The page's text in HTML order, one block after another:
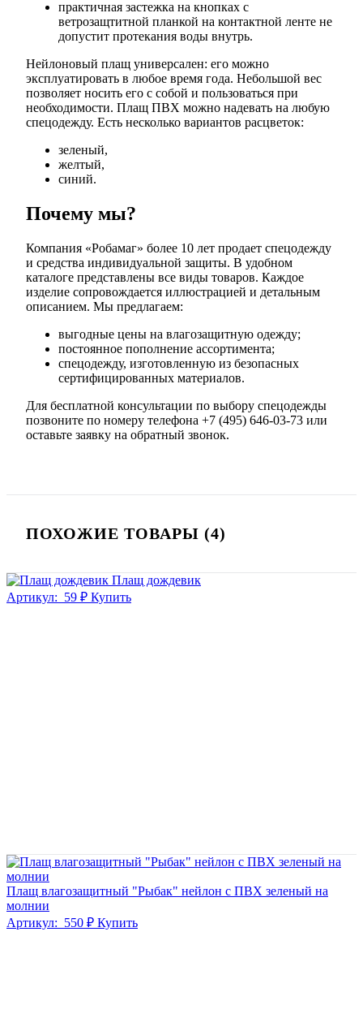
практичная застежка на кнопках с
ветрозащтитной планкой на контактной ленте не
допустит протекания воды внутрь.
Нейлоновый плащ универсален: его можно
эксплуатировать в любое время года. Небольшой вес
позволяет носить его с собой и пользоваться при
необходимости. Плащ ПВХ можно надевать на любую
спецодежду. Есть несколько вариантов расцветок:
зеленый,
желтый,
синий.
Почему мы?
Компания «Робамаг» более 10 лет продает спецодежду
и средства индивидуальной защиты. В удобном
каталоге представлены все виды товаров. Каждое
изделие сопровождается иллюстрацией и детальным
описанием. Мы предлагаем:
выгодные цены на влагозащитную одежду;
постоянное пополнение ассортимента;
спецодежду, изготовленную из безопасных
сертифицированных материалов.
Для бесплатной консультации по выбору спецодежды
позвоните по номеру телефона +7 (495) 646-03-73 или
оставьте заявку на обратный звонок.
ПОХОЖИЕ ТОВАРЫ (4)
Плащ дождевик
Артикул: 59 ₽ Купить
Плащ влагозащитный "Рыбак" нейлон с ПВХ зеленый на
молнии
Артикул: 550 ₽ Купить